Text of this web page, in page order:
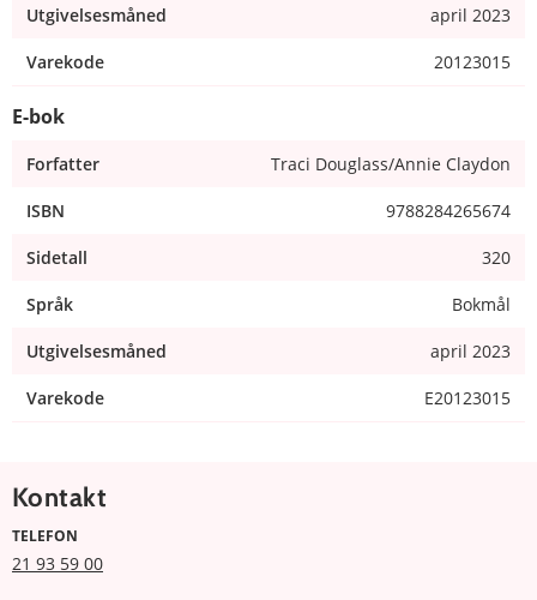
Utgivelsesmåned april 2023
Varekode 20123015
E-bok
Forfatter Traci Douglass/Annie Claydon
ISBN 9788284265674
Sidetall 320
Språk Bokmål
Utgivelsesmåned april 2023
Varekode E20123015
Kontakt
TELEFON
21 93 59 00